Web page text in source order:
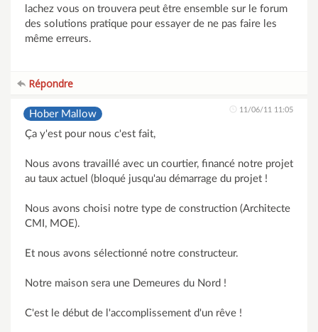
lachez vous on trouvera peut être ensemble sur le forum
des solutions pratique pour essayer de ne pas faire les
même erreurs.
Répondre
Hober Mallow 11/06/11 11:05
Ça y'est pour nous c'est fait,
Nous avons travaillé avec un courtier, financé notre projet
au taux actuel (bloqué jusqu'au démarrage du projet !
Nous avons choisi notre type de construction (Architecte
CMI, MOE).
Et nous avons sélectionné notre constructeur.
Notre maison sera une Demeures du Nord !
C'est le début de l'accomplissement d'un rêve !